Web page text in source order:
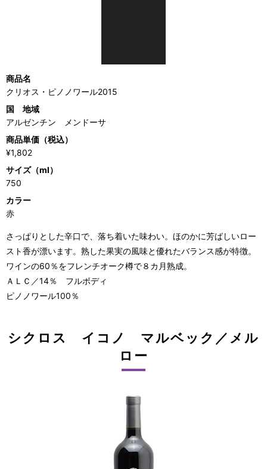
商品名
クリオス・ピノノワール2015
国 地域
アルゼンチン メンドーサ
商品単価（税込）
¥1,802
サイズ（ml）
750
カラー
赤
さっぱりとした辛口で、落ち着いた味わい。ほのかに芳ばしいロー
スト香が漂います。熟した果実の風味と優れたバランス感が特徴。
ワインの60％をフレンチオーク樽で８カ月熟成。
ＡＬＣ／14％ フルボディ
ピノノワール100％
シクロス イコノ マルベック／メル
ロー